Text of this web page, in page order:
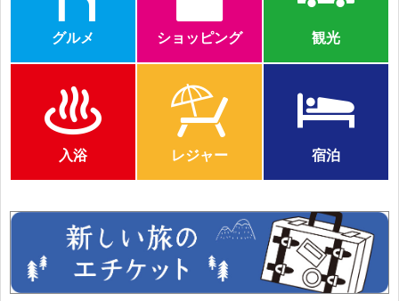
グルメ ショッピング 観光
入浴 レジャー 宿泊